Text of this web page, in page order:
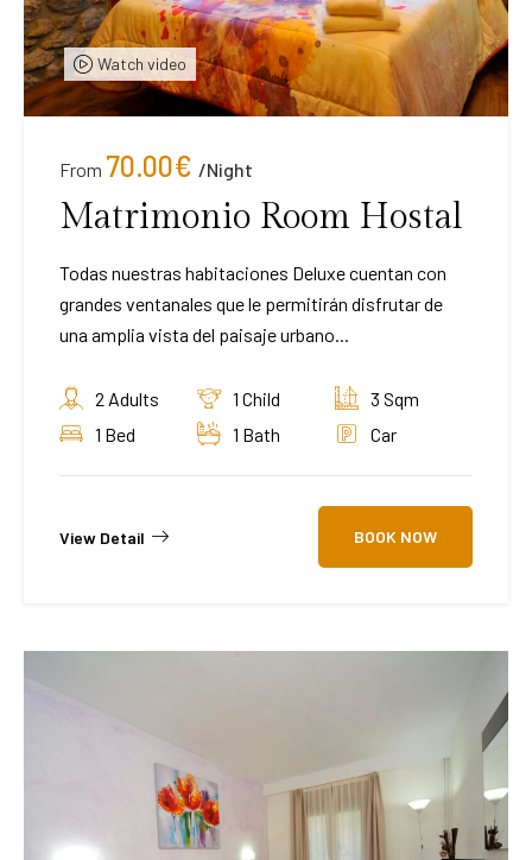
Watch video
From 70.00€ /night
Matrimonio Room Hostal
Todas nuestras habitaciones Deluxe cuentan con
grandes ventanales que le permitirán disfrutar de
una amplia vista del paisaje urbano...
2 Adults 1 Child
3 Sqm
1 Bed
1 Bath Car
View Detail BOOK NOW